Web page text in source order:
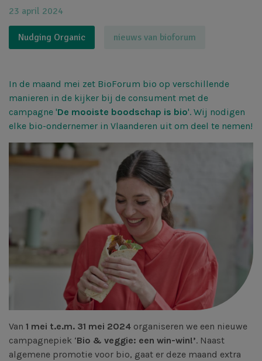
23 april 2024
Nudging Organic nieuws van bioforum
In de maand mei zet BioForum bio op verschillende
manieren in de kijker bij de consument met de
campagne 'De mooiste boodschap is bio'. Wij nodigen
elke bio-ondernemer in Vlaanderen uit om deel te nemen!
Van 1 mei t.e.m. 31 mei 2024 organiseren we een nieuwe
campagnepiek ‘Bio & veggie: een win-win!’. Naast
algemene promotie voor bio, gaat er deze maand extra